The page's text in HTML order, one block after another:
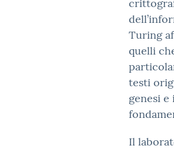
Turing
quelli
testi
genesi
Il